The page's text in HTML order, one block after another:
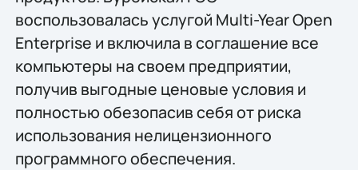
воспользовалась услугой Multi-Year Open
Enterprise и включила в соглашение все
компьютеры на своем предприятии,
получив выгодные ценовые условия и
полностью обезопасив себя от риска
использования нелицензионного
программного обеспечения.